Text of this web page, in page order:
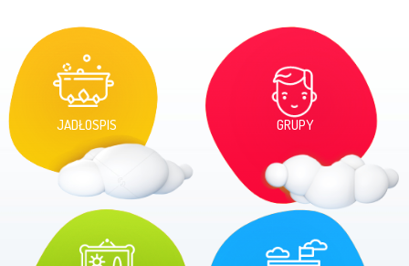
JADŁOSPIS GRUPY